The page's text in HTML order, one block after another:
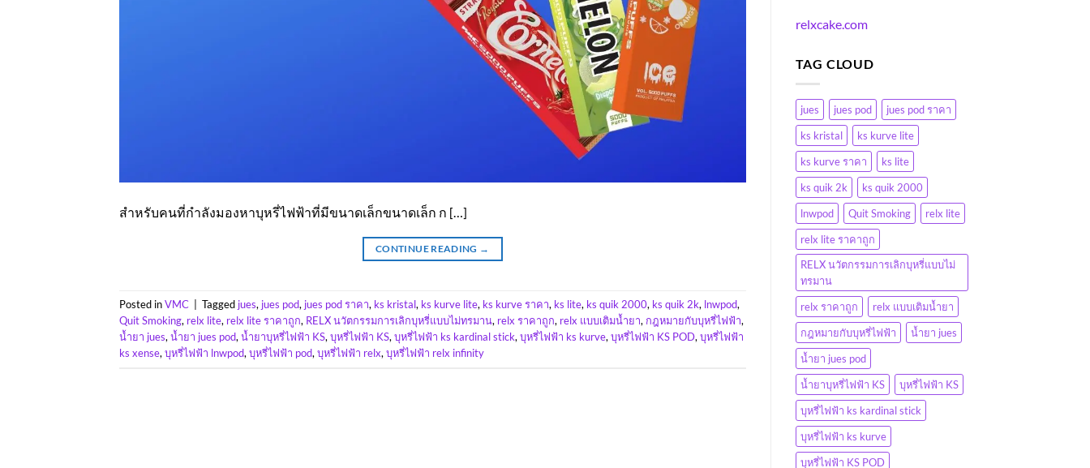
สำหรับคนที่กำลังมองหาบุหรี่ไฟฟ้าที่มีขนาดเล็กขนาดเล็ก ก […]
CONTINUE READING →
Posted inVMC Tagged jues, jues pod, jues pod ราคา, ks kristal, ks kurve lite, ks kurve ราคา, ks lite, ks quik 2000, ks quik 2k, lnwpod,
Quit Smoking, relx lite, relx lite ราคาถูก, RELX นวัตกรรมการเลิกบุหรี่แบบไม่ทรมาน, relx ราคาถูก, relx แบบเติมน้ำยา, กฎหมายกับบุหรี่ไฟฟ้า,
น้ำยา jues,น้ำยา jues pod,น้ำยาบุหรี่ไฟฟ้า KS,บุหรี่ไฟฟ้า KS,บุหรี่ไฟฟ้า ks kardinal stick,บุหรี่ไฟฟ้า ks kurve,บุหรี่ไฟฟ้า KS POD,บุหรี่ไฟฟ้า
ks xense,บุหรี่ไฟฟ้า lnwpod,บุหรี่ไฟฟ้า pod,บุหรี่ไฟฟ้า relx,บุหรี่ไฟฟ้า relx infinity
relxcake.com
TAG CLOUD
jues jues pod
jues pod ราคา
ks kristal
ks kurve lite
ks kurve ราคา
ks lite
ks quik 2k
ks quik 2000
lnwpod
Quit Smoking
relx lite
relx lite ราคาถูก
RELX นวัตกรรมการเลิกบุหรี่แบบไม่
ทรมาน
relx ราคาถูก
relx แบบเติมน้ำยา
กฎหมายกับบุหรี่ไฟฟ้า
น้ำยา jues
น้ำยา jues pod
น้ำยาบุหรี่ไฟฟ้า KS
บุหรี่ไฟฟ้า KS
บุหรี่ไฟฟ้า ks kardinal stick
บุหรี่ไฟฟ้า ks kurve
บุหรี่ไฟฟ้า KS POD